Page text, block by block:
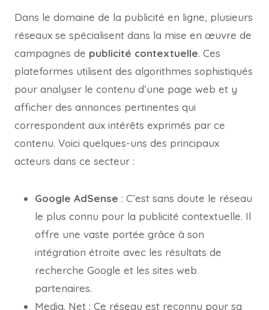
Dans le domaine de la publicité en ligne, plusieurs
réseaux se spécialisent dans la mise en œuvre de
campagnes de publicité contextuelle. Ces
plateformes utilisent des algorithmes sophistiqués
pour analyser le contenu d’une page web et y
afficher des annonces pertinentes qui
correspondent aux intérêts exprimés par ce
contenu. Voici quelques-uns des principaux
acteurs dans ce secteur :
Google AdSense : C’est sans doute le réseau
le plus connu pour la publicité contextuelle. Il
offre une vaste portée grâce à son
intégration étroite avec les résultats de
recherche Google et les sites web
partenaires.
Media. Net : Ce réseau est reconnu pour sa